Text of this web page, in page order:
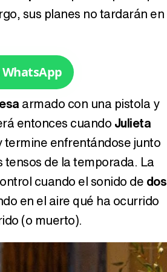
Tráiler de la tercera temporada de 'The Walking Dead: Dead City' de AMC+
Canción ganadora de Eurovisión 2026: DARA con "Bangaranga" por Bulgaria
sus planes no tardarán en
armado con una pistola y
entonces cuando Julieta
enfrentándose junto
tensos de la temporada. La
cuando el sonido de dos
en el aire qué ha ocurrido
(o muerto).